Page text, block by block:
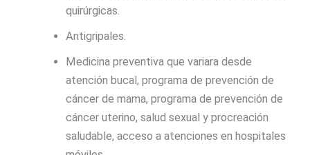
quirúrgicas.
Antigripales.
Medicina preventiva que variara desde
atención bucal, programa de prevención de
cáncer de mama, programa de prevención de
cáncer uterino, salud sexual y procreación
saludable, acceso a atenciones en hospitales